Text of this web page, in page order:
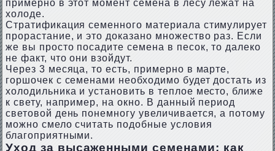
примерно в этот момент семена в лесу лежат на
холоде.
Стратификация семенного материала стимулирует
прорастание, и это доказано множество раз. Если
же вы просто посадите семена в песок, то далеко
не факт, что они взойдут.
Через 3 месяца, то есть, примерно в марте,
горшочек с семенами необходимо будет достать из
холодильника и установить в теплое место, ближе
к свету, например, на окно. В данный период
световой день понемногу увеличивается, а потому
можно смело считать подобные условия
благоприятными.
Уход за высаженными семенами: как